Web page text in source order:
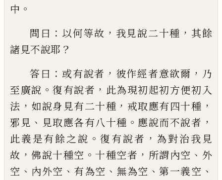
中 。
問曰 ： 以何等故 ， 我見說二十種 ， 其餘
諸見不說耶 ？
答曰 ： 或有說者 ， 彼作經者意欲爾 ， 乃
至廣說 。復有說者 ， 此為現初起初方便初入
法 ， 如說身見有二十種 ， 戒取應有四十種 ，
邪見 、 見取應各有八十種 。 應說而不說者 ，
此義是有餘之說 。復有說者 ， 為對治我見
故 ，佛說十種空 。十種空者 ， 所謂內空 、 外
空 、 內外空 、 有為空 、 無為空 、第一義空 、